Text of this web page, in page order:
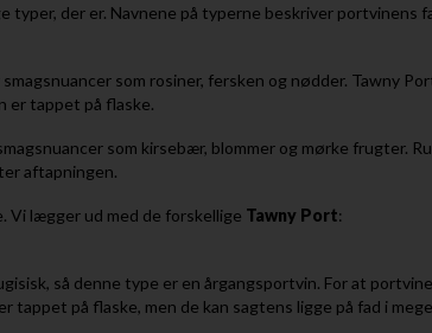
typer, der er. Navnene på typerne beskriver portvinens
som rosiner, fersken og nødder. Tawny
er tappet på flaske.
som kirsebær, blommer og mørke frugter.
aftapningen.
Vi lægger ud med de forskellige Tawny Port:
så denne type er en årgangsportvin. For at
tappet på flaske, men de kan sagtens ligge på fad i